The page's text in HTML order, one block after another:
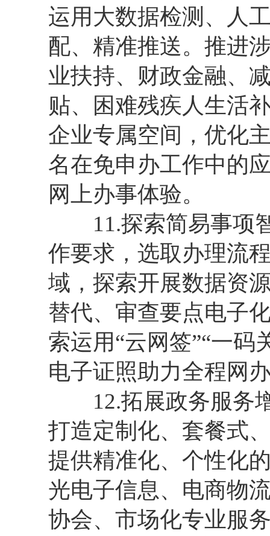
运用大数据检测、人
配、精准推送。推进
业扶持、财政金融、
贴、困难残疾人生活
企业专属空间，优化
名在免申办工作中的
网上办事体验。
11.探索简易事项智
作要求，选取办理流
域，探索开展数据资
替代、审查要点电子
索运用“云网签”“一
电子证照助力全程网
12.拓展政务服务增
打造定制化、套餐式
提供精准化、个性化
光电子信息、电商物
协会、市场化专业服